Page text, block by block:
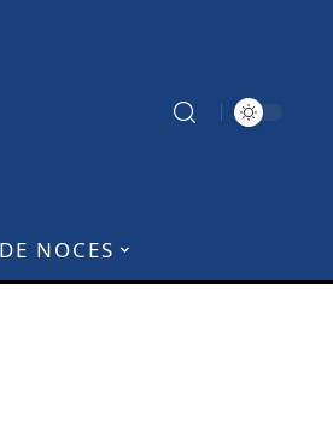
NOCES